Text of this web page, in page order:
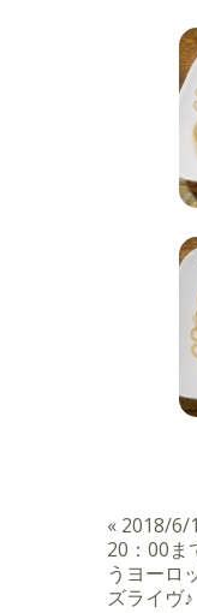
« 2018/6/
20：00ま
うヨーロ
ズライヴ♪